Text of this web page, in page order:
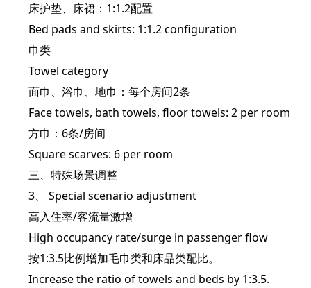
床护垫、床裙：1:1.2配置
Bed pads and skirts: 1:1.2 configuration
巾类
Towel category
面巾、浴巾、地巾：每个房间2条
Face towels, bath towels, floor towels: 2 per room
方巾：6条/房间
Square scarves: 6 per room
三、特殊场景调整
3、 Special scenario adjustment
高入住率/客流量激增
High occupancy rate/surge in passenger flow
按1:3.5比例增加毛巾类和床品类配比。
Increase the ratio of towels and beds by 1:3.5.